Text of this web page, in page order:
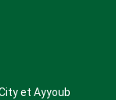
et Ayyoub